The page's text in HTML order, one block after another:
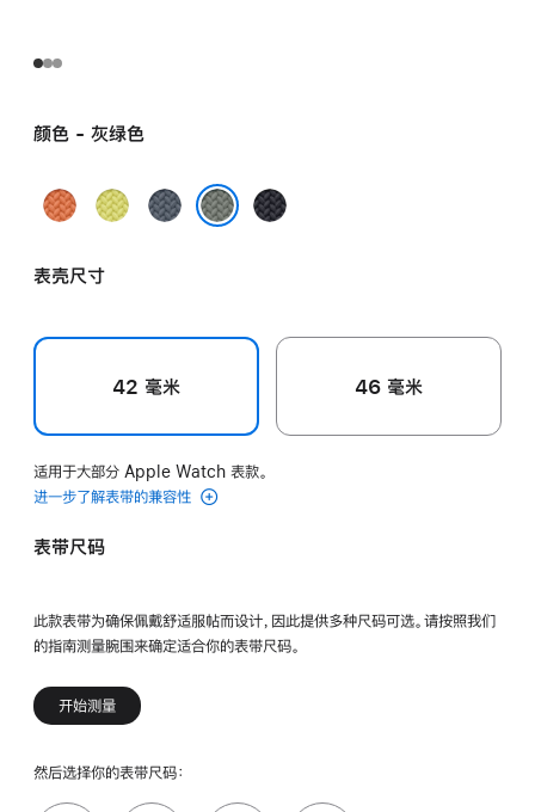
颜色 - 灰绿色
姜
末
霓
黄
铁
午
表壳尺寸
42 毫米 46 毫米
适用于大部分 Apple Watch 表款。
进一步了解表带的兼容性
表带尺码
此款表带为确保佩戴舒适服帖而设计，因此提供多种尺码可选。请按照我们
的指南测量腕围来确定适合你的表带尺码。
开始测量
然后选择你的表带尺码：